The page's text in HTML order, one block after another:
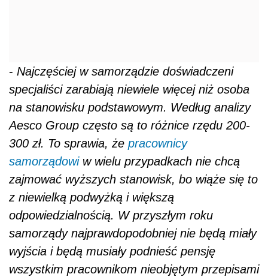
- Najczęściej w samorządzie doświadczeni
specjaliści zarabiają niewiele więcej niż osoba
na stanowisku podstawowym. Według analizy
Aesco Group często są to różnice rzędu 200-
300 zł. To sprawia, że pracownicy
samorządowiw wielu przypadkach nie chcą
zajmować wyższych stanowisk, bo wiąże się to
z niewielką podwyżką i większą
odpowiedzialnością. W przyszłym roku
samorządy najprawdopodobniej nie będą miały
wyjścia i będą musiały podnieść pensję
wszystkim pracownikom nieobjętym przepisami